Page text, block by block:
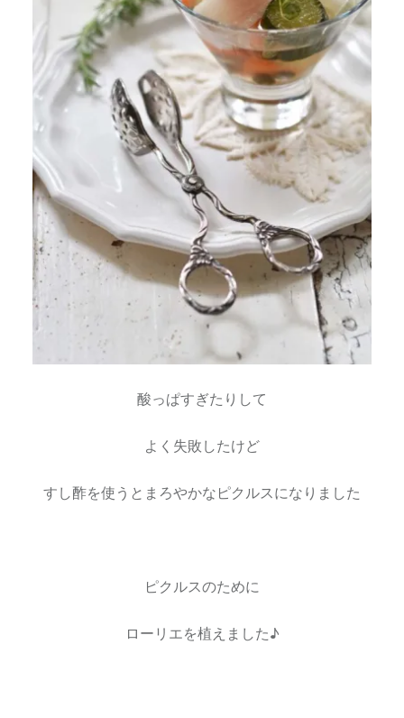
酸っぱすぎたりして
よく失敗したけど
すし酢を使うとまろやかなピクルスになりました
ピクルスのために
ローリエを植えました♪